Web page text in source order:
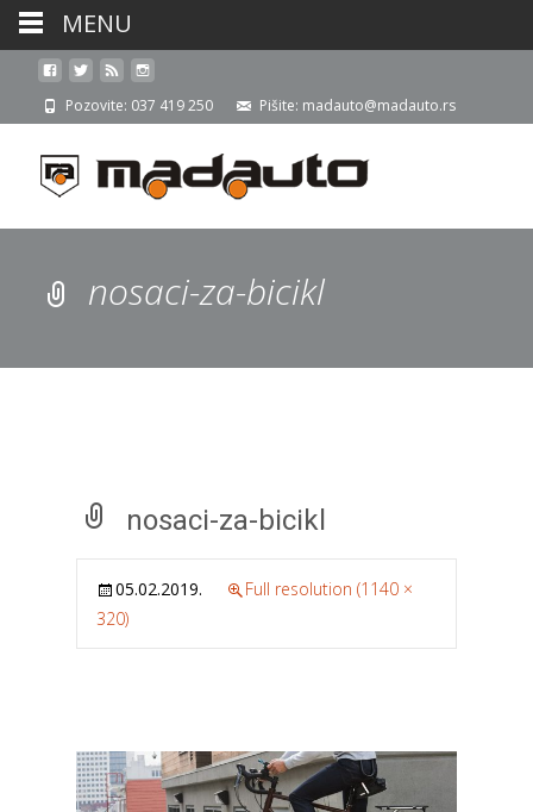
Pozovite: 037 419 250 Pišite: madauto@madauto.rs
nosaci-za-bicikl
nosaci-za-bicikl
05.02.2019.
Full resolution (1140 ×
320)
MENU